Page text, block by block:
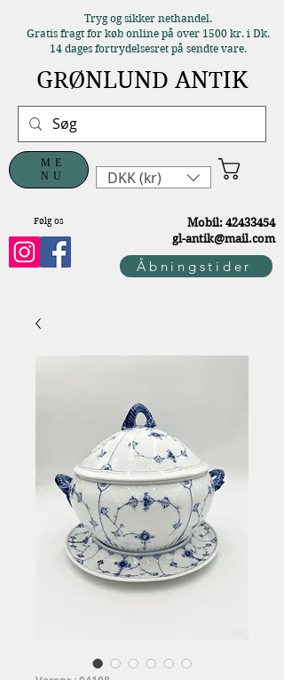
Mobil: 42433454
gl-antik@mail.com
ME
NU
Følg os
Tryg og sikker nethandel.
Gratis fragt for køb online på over 1500 kr. i Dk.
14 dages fortrydelsesret på sendte vare.
GRØNLUND ANTIK
DKK (kr)
Åbningstider